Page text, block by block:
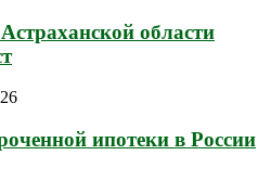
области
ипотеки в России